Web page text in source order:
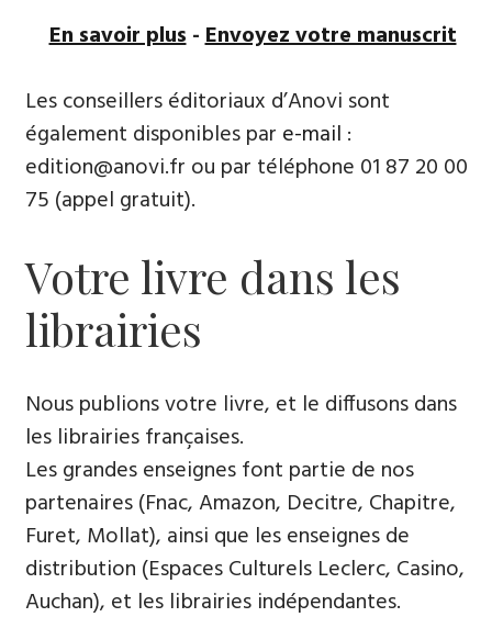
En savoir plus-Envoyez votre manuscrit
Les conseillers éditoriaux d’Anovi sont
également disponibles par e-mail :
edition@anovi.fr ou par téléphone ​​0​1 87 20 00
75 (appel gratuit).
Votre livre dans les
librairies
Nous publions votre livre, et le diffusons dans
les librairies françaises​.
Les grandes enseignes font partie de nos
partenaires (Fnac, Amazon, Decitre, Chapitre,
Furet, Mollat), ainsi que les enseignes de
distribution (Espaces Culturels Leclerc, Casino,
Auchan), et les librairies indépendantes.